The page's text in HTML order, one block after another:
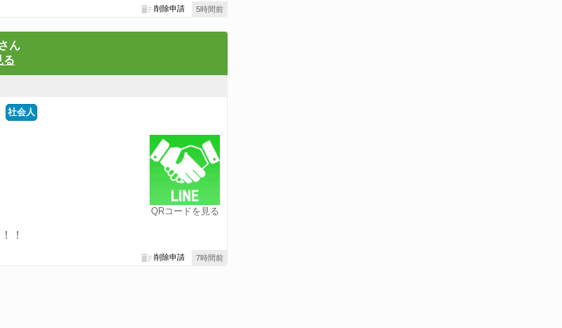
5時間前
削除申請
ん
る
社会人
QRコードを見る
！
7時間前
削除申請